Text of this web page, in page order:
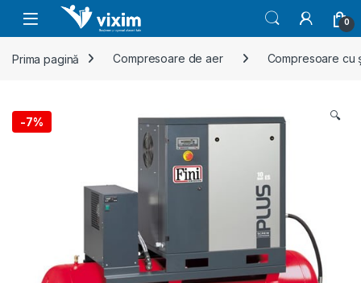
Skip to navigation
Skip to content
0
Prima pagină Compresoare de aer Compresoare cu
-7% 🔍